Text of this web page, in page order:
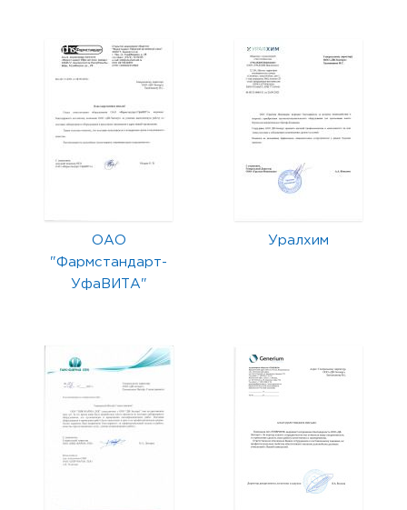
ОАО
"Фармстандарт-
УфаВИТА"
Уралхим